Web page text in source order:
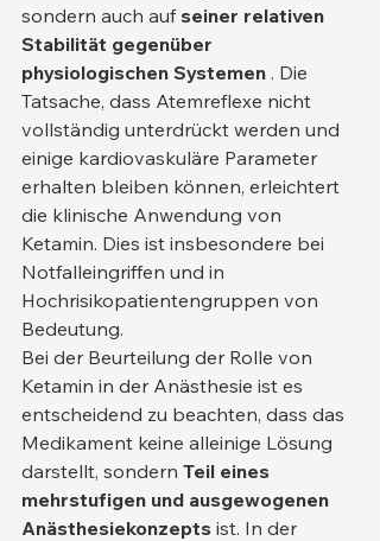
sondern auch auf seiner relativen
Stabilität gegenüber
physiologischen Systemen . Die
Tatsache, dass Atemreflexe nicht
vollständig unterdrückt werden und
einige kardiovaskuläre Parameter
erhalten bleiben können, erleichtert
die klinische Anwendung von
Ketamin. Dies ist insbesondere bei
Notfalleingriffen und in
Hochrisikopatientengruppen von
Bedeutung.
Bei der Beurteilung der Rolle von
Ketamin in der Anästhesie ist es
entscheidend zu beachten, dass das
Medikament keine alleinige Lösung
darstellt, sondern Teil eines
mehrstufigen und ausgewogenen
Anästhesiekonzepts ist. In der